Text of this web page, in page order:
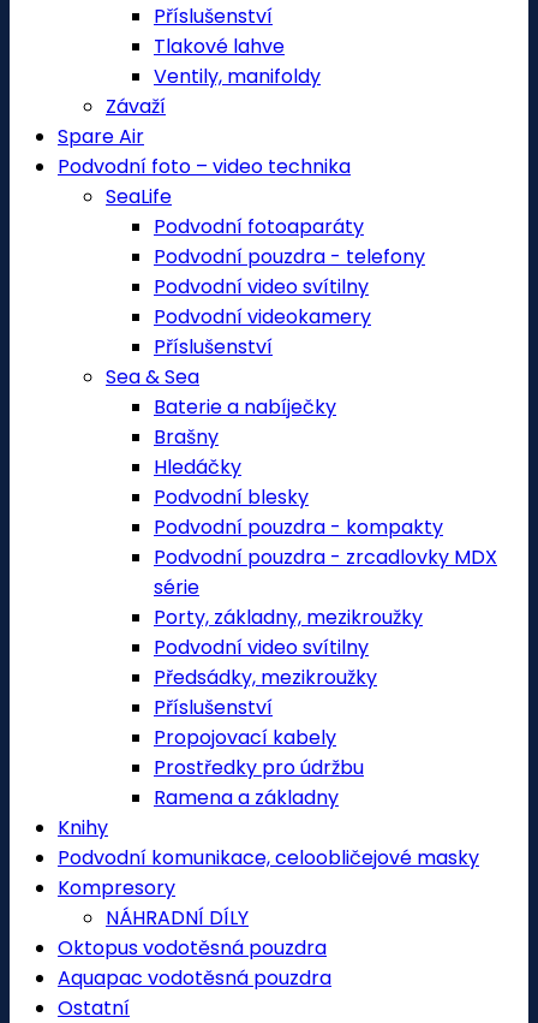
Příslušenství
Tlakové lahve
Ventily, manifoldy
Závaží
Spare Air
Podvodní foto – video technika
SeaLife
Podvodní fotoaparáty
Podvodní pouzdra - telefony
Podvodní video svítilny
Podvodní videokamery
Příslušenství
Sea & Sea
Baterie a nabíječky
Brašny
Hledáčky
Podvodní blesky
Podvodní pouzdra - kompakty
Podvodní pouzdra - zrcadlovky MDX
série
Porty, základny, mezikroužky
Podvodní video svítilny
Předsádky, mezikroužky
Příslušenství
Propojovací kabely
Prostředky pro údržbu
Ramena a základny
Knihy
Podvodní komunikace, celoobličejové masky
Kompresory
NÁHRADNÍ DÍLY
Oktopus vodotěsná pouzdra
Aquapac vodotěsná pouzdra
Ostatní